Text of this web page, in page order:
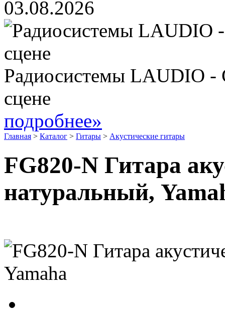
03.08.2026
Радиосистемы LAUDIO -
сцене
подробнее»
Главная > Каталог > Гитары > Акустические гитары
FG820-N Гитара
натуральный,